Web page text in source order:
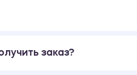
заказ?